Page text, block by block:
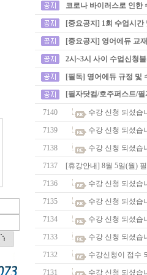
코로나 바이러스로 인한
[중요공지] 1회 수업시
[중요공지] 영어에듀 교
2시~3시 사이 수업신청
[필독] 영어에듀 규정 및
[필자닷컴/호주퍼스트/
7140 수강 신청 되셨습
7139 수강 신청 되셨습
7138 수강 신청 되셨습
7137 [휴강안내] 8월 5일(월)
7136 수강 신청 되셨습
7135 수강 신청 되셨습
7134 수강 신청 되셨습
7133 수강 신청 되셨습
7132 수강신청이 접수
7131 수강 신청 되셨습